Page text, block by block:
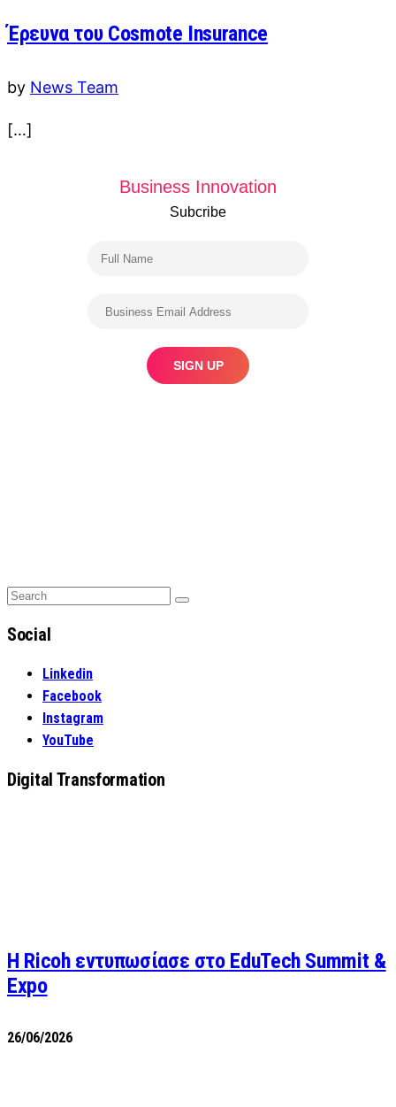
Έρευνα του Cosmote Insurance
by News Team
[…]
Business Innovation
Subcribe
Search
Search
Social
Linkedin
Facebook
Instagram
YouTube
Digital Transformation
Η Ricoh εντυπωσίασε στο EduTech Summit &
Expo
26/06/2026